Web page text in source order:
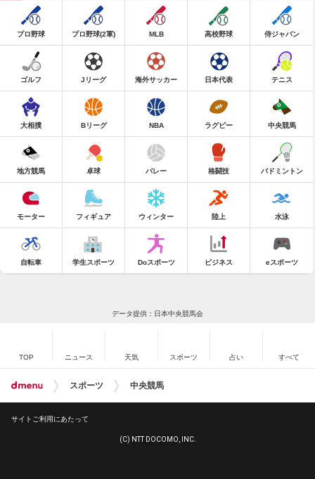
プロ野球 プロ野球(2軍) MLB 高校野球 侍ジャパン
ゴルフ Jリーグ 海外サッカー 日本代表 テニス
大相撲 Bリーグ NBA ラグビー 中央競馬
地方競馬 卓球 バレー 格闘技 バドミントン
モーター フィギュア ウィンター 陸上 水泳
自転車 学生スポーツ Doスポーツ ビジネス eスポーツ
データ提供：日本中央競馬会
TOP ニュース 天気 スポーツ 占い すべて
スポーツ 中央競馬
サイトご利用にあたって
(C) NTT DOCOMO, INC.